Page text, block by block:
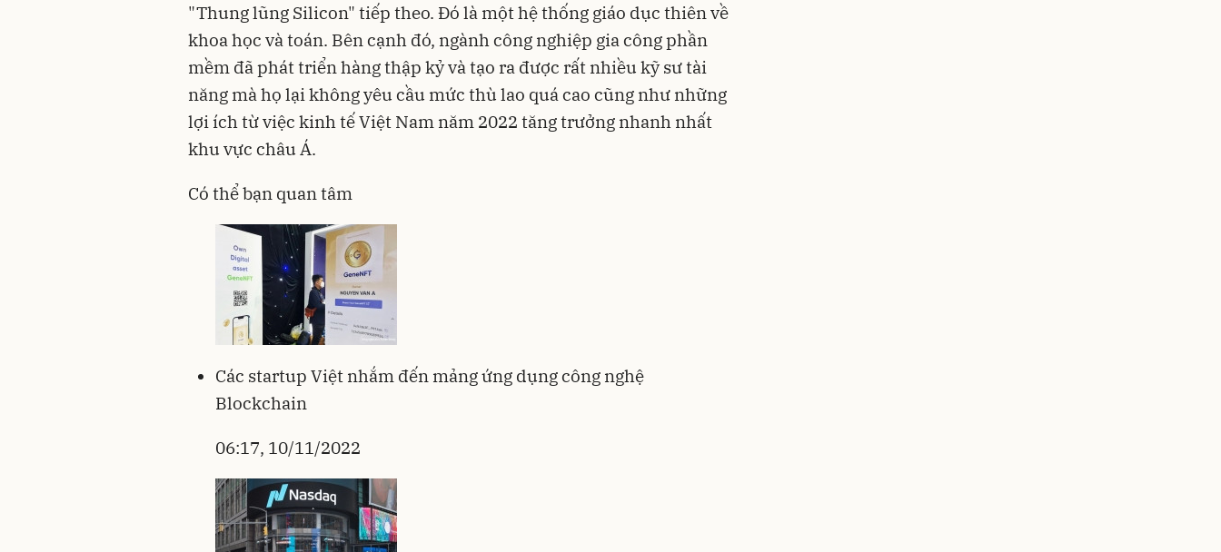
"Thung lũng Silicon" tiếp theo. Đó là một hệ thống giáo dục thiên về
khoa học và toán. Bên cạnh đó, ngành công nghiệp gia công phần
mềm đã phát triển hàng thập kỷ và tạo ra được rất nhiều kỹ sư tài
năng mà họ lại không yêu cầu mức thù lao quá cao cũng như những
lợi ích từ việc kinh tế Việt Nam năm 2022 tăng trưởng nhanh nhất
khu vực châu Á.
Có thể bạn quan tâm
Các startup Việt nhắm đến mảng ứng dụng công nghệ
Blockchain
06:17, 10/11/2022